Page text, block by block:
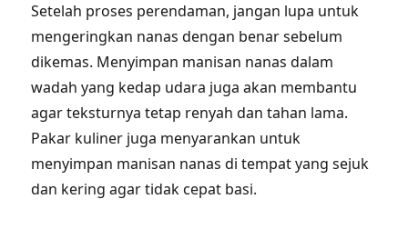
Setelah proses perendaman, jangan lupa untuk
mengeringkan nanas dengan benar sebelum
dikemas. Menyimpan manisan nanas dalam
wadah yang kedap udara juga akan membantu
agar teksturnya tetap renyah dan tahan lama.
Pakar kuliner juga menyarankan untuk
menyimpan manisan nanas di tempat yang sejuk
dan kering agar tidak cepat basi.